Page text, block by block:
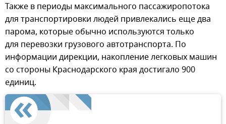
Также в периоды максимального пассажиропотока
для транспортировки людей привлекались еще два
парома, которые обычно используются только
для перевозки грузового автотранспорта. По
информации дирекции, накопление легковых машин
со стороны Краснодарского края достигало 900
единиц.